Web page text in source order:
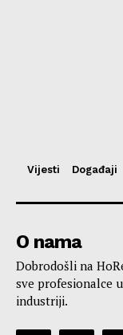
Vijesti Događaji
O nama
Dobrodošli na
sve profesionalce
industriji.